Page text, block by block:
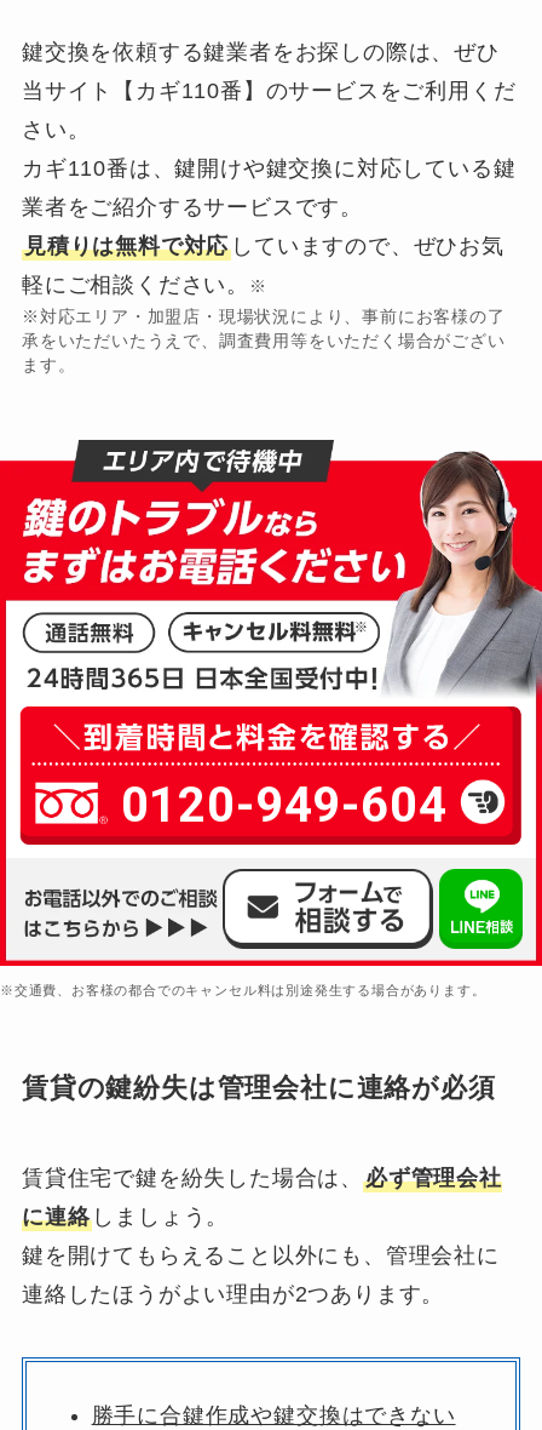
鍵交換を依頼する鍵業者をお探しの際は、ぜひ
当サイト【カギ110番】のサービスをご利用くだ
さい。
カギ110番は、鍵開けや鍵交換に対応している鍵
業者をご紹介するサービスです。
見積りは無料で対応 していますので、ぜひお気
軽にご相談ください。
※
※対応エリア・加盟店・現場状況により、事前にお客様の了
承をいただいたうえで、調査費用等をいただく場合がござい
ます。
0120-949-604
※交通費、お客様の都合でのキャンセル料は別途発生する場合があります。
賃貸の鍵紛失は管理会社に連絡が必須
賃貸住宅で鍵を紛失した場合は、必ず管理会社
に連絡 しましょう。
鍵を開けてもらえること以外にも、管理会社に
連絡したほうがよい理由が2つあります。
勝手に合鍵作成や鍵交換はできない